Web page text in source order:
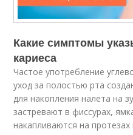
Какие симптомы
кариеса
Частое употребление
уход за полостью рта
для накопления налета на
застревают в фиссурах,
накапливаются на